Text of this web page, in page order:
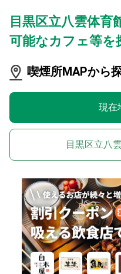
目黒区立八雲体育
可能なカフェ等を
喫煙所MAPから
現在
目黒区立八